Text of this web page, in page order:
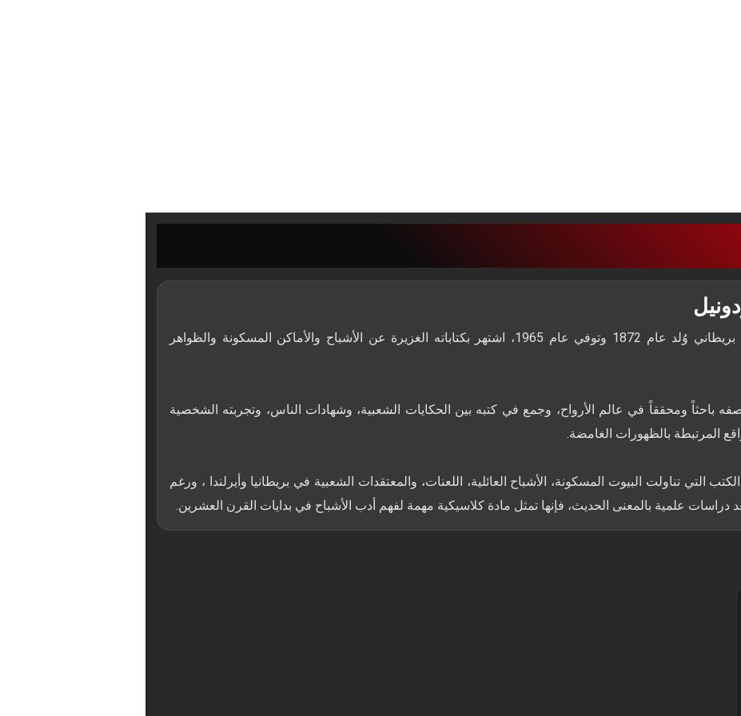
كاتب أيرلندي بريطاني وُلد عام 1872 وتوفي عام 1965، اشتهر بكتاباته الغزيرة عن الأشباح والأماكن المسكونة والظواهر
باحثاً ومحققاً في عالم الأرواح، وجمع في كتبه بين الحكايات الشعبية، وشهادات الناس، وتجربته الشخصية
التي تناولت البيوت المسكونة، الأشباح العائلية، اللعنات، والمعتقدات الشعبية في بريطانيا وأيرلندا ، ورغم
تُعد دراسات علمية بالمعنى الحديث، فإنها تمثل مادة كلاسيكية مهمة لفهم أدب الأشباح في بدايات القرن العشرين.